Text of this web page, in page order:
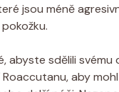
jsou méně
abyste sdělili svému
Roaccutanu, aby